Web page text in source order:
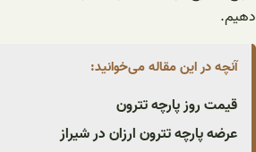
دهیم.
آنچه در این مقاله می‌خوانید:
قیمت روز پارچه تترون
عرضه پارچه تترون ارزان در شیراز